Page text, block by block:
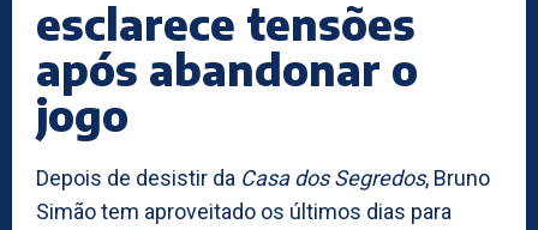
esclarece tensões
após abandonar o
jogo
Depois de desistir da Casa dos Segredos, Bruno
Simão tem aproveitado os últimos dias para